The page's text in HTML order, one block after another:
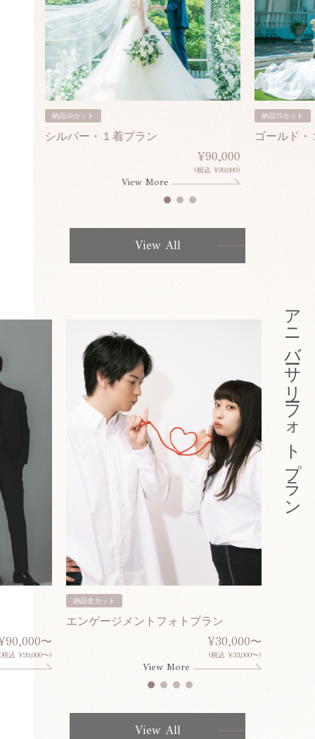
納品50カット
シルバー・１着プラン
¥90,000
(税込 ¥99,000)
View More
納品75カット
ゴールド・
View All
〜
(税込 ¥99,000〜)
納品全カット
エンゲージメントフォトプラン
¥30,000〜
(税込 ¥33,000〜)
View More
アニバーサリーフォトプラン
View All